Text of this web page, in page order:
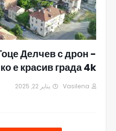
Делчев с дрон -
е красив града 4k
Vasilena يناير 22, 2025